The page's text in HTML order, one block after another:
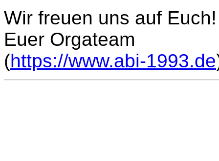
Wir freuen uns auf Euch!
Euer Orgateam
(https://www.abi-1993.de